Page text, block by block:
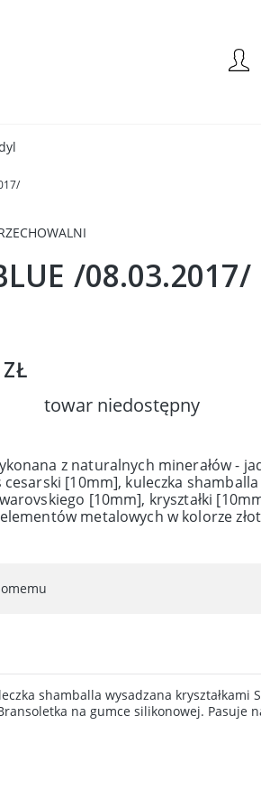
/08.03.2017/
towar niedostępny
z naturalnych minerałów -
[10mm], kuleczka shamballa
[10mm], kryształki
metalowych w kolorze
shamballa wysadzana kryształkami
na gumce silikonowej. Pasuje